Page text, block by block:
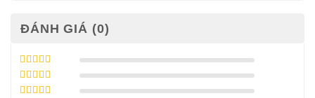
ĐÁNH GIÁ (0)
Được xếp
Được xếp